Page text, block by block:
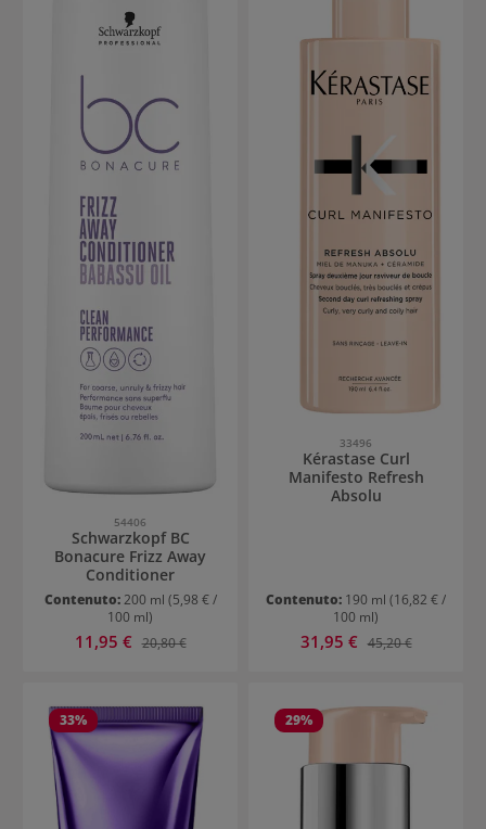
54406
Schwarzkopf BC
Bonacure Frizz Away
Conditioner
Contenuto:200 ml (5,98 € /
100 ml)
Prezzo di vendita:
11,95 € Prezzo normale:
20,80 €
33496
Kérastase Curl
Manifesto Refresh
Absolu
Contenuto: 190 ml (16,82 € /
100 ml)
Prezzo di vendita:
31,95 € Prezzo normale:
45,20 €
33% 29%